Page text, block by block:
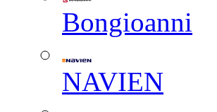
Вongioanni
NAVIEN